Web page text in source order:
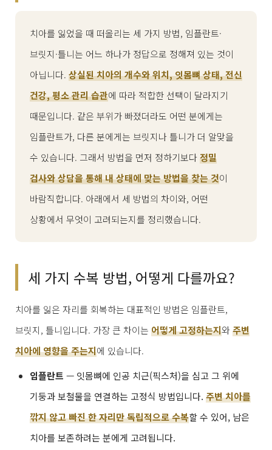
치아를 잃었을 때 떠올리는 세 가지 방법, 임플란트·
브릿지·틀니는 어느 하나가 정답으로 정해져 있는 것이
아닙니다. 상실된 치아의 개수와 위치, 잇몸뼈 상태, 전신
건강, 평소 관리 습관에 따라 적합한 선택이 달라지기
때문입니다. 같은 부위가 빠졌더라도 어떤 분에게는
임플란트가, 다른 분에게는 브릿지나 틀니가 더 알맞을
수 있습니다. 그래서 방법을 먼저 정하기보다정밀
검사와 상담을 통해 내 상태에 맞는 방법을 찾는 것이
바람직합니다. 아래에서 세 방법의 차이와, 어떤
상황에서 무엇이 고려되는지를 정리했습니다.
세 가지 수복 방법, 어떻게 다를까요?
치아를 잃은 자리를 회복하는 대표적인 방법은 임플란트,
브릿지, 틀니입니다. 가장 큰 차이는 어떻게 고정하는지와주변
치아에 영향을 주는지에 있습니다.
임플란트 — 잇몸뼈에 인공 치근(픽스처)을 심고 그 위에
기둥과 보철물을 연결하는 고정식 방법입니다. 주변 치아를
깎지 않고 빠진 한 자리만 독립적으로 수복할 수 있어, 남은
치아를 보존하려는 분에게 고려됩니다.